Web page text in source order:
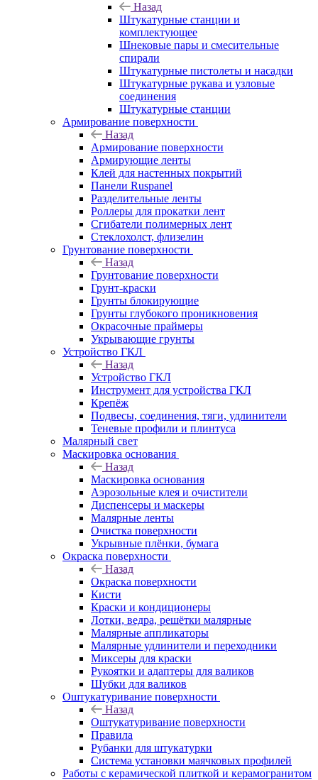
Назад
Штукатурные станции и
комплектующее
Шнековые пары и смесительные
спирали
Штукатурные пистолеты и насадки
Штукатурные рукава и узловые
соединения
Штукатурные станции
Армирование поверхности
Назад
Армирование поверхности
Армирующие ленты
Клей для настенных покрытий
Панели Ruspanel
Разделительные ленты
Роллеры для прокатки лент
Сгибатели полимерных лент
Стеклохолст, флизелин
Грунтование поверхности
Назад
Грунтование поверхности
Грунт-краски
Грунты блокирующие
Грунты глубокого проникновения
Окрасочные праймеры
Укрывающие грунты
Устройство ГКЛ
Назад
Устройство ГКЛ
Инструмент для устройства ГКЛ
Крепёж
Подвесы, соединения, тяги, удлинители
Теневые профили и плинтуса
Малярный свет
Маскировка основания
Назад
Маскировка основания
Аэрозольные клея и очистители
Диспенсеры и маскеры
Малярные ленты
Очистка поверхности
Укрывные плёнки, бумага
Окраска поверхности
Назад
Окраска поверхности
Кисти
Краски и кондиционеры
Лотки, ведра, решётки малярные
Малярные аппликаторы
Малярные удлинители и переходники
Миксеры для краски
Рукоятки и адаптеры для валиков
Шубки для валиков
Оштукатуривание поверхности
Назад
Оштукатуривание поверхности
Правила
Рубанки для штукатурки
Система установки маячковых профилей
Работы с керамической плиткой и керамогранитом